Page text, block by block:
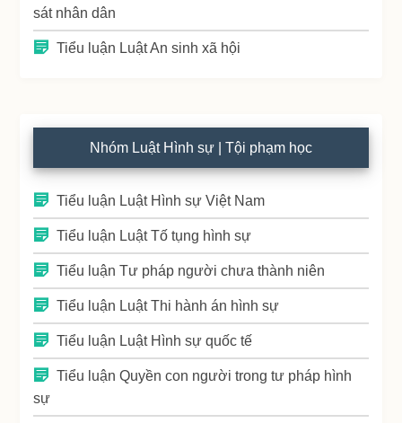
sát nhân dân
Tiểu luận Luật An sinh xã hội
Nhóm Luật Hình sự | Tội phạm học
Tiểu luận Luật Hình sự Việt Nam
Tiểu luận Luật Tố tụng hình sự
Tiểu luận Tư pháp người chưa thành niên
Tiểu luận Luật Thi hành án hình sự
Tiểu luận Luật Hình sự quốc tế
Tiểu luận Quyền con người trong tư pháp hình
sự